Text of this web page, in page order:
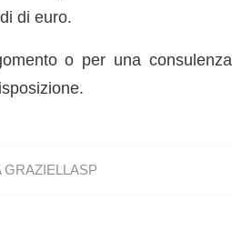
di euro.
o per una
GRAZIELLASP